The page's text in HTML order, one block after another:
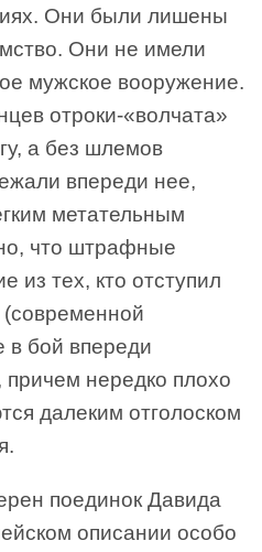
Они были лишены
Они не имели
мужское вооружение.
отроки-«волчата»
а без шлемов
впереди нее,
метательным
что штрафные
из тех, кто отступил
бой впереди
причем нередко плохо
далеким отголоском
поединок Давида
описании особо